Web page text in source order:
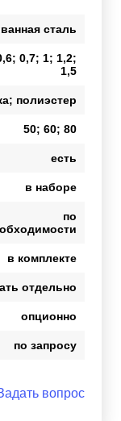
сталь
0,7; 1; 1,2;
1,5
полиэстер
50; 60; 80
есть
в наборе
по
в комплекте
отдельно
опционно
по запросу
вопрос